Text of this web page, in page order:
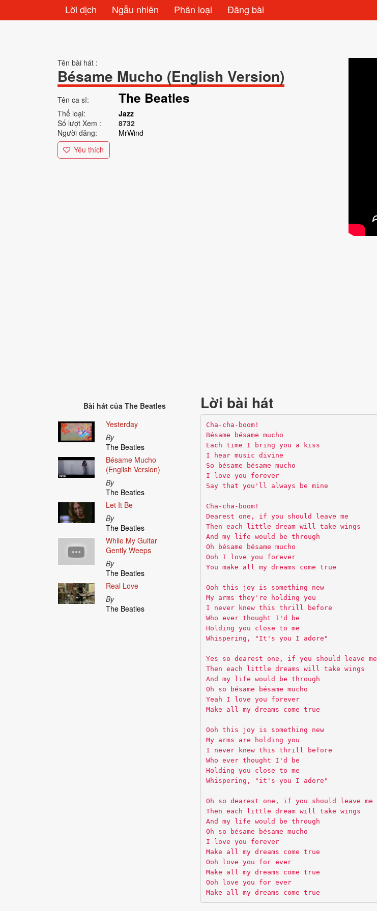
Lời dịch Ngẫu nhiên Phân loại Đăng bài
Tên bài hát :
Bésame Mucho (English Version)
Tên ca sĩ: The Beatles
Thể loại:
Jazz
Số lượt Xem :
8732
Người đăng:
MrWind
Yêu thích
Bài hát của The Beatles
Yesterday
By
The Beatles
Bésame Mucho
(English Version)
By
The Beatles
Let It Be
By
The Beatles
While My Guitar
Gently Weeps
By
The Beatles
Real Love
By
The Beatles
Lời bài hát
Cha-cha-boom!
Bésame bésame mucho
Each time I bring you a kiss
I hear music divine
So bésame bésame mucho
I love you forever
Say that you'll always be mine
Cha-cha-boom!
Dearest one, if you should leave me
Then each little dream will take wings
And my life would be through
Oh bésame bésame mucho
Ooh I love you forever
You make all my dreams come true
Ooh this joy is something new
My arms they're holding you
I never knew this thrill before
Who ever thought I'd be
Holding you close to me
Whispering, "It's you I adore"
Yes so dearest one, if you should leave me
Then each little dreams will take wings
And my life would be through
Oh so bésame bésame mucho
Yeah I love you forever
Make all my dreams come true
Ooh this joy is something new
My arms are holding you
I never knew this thrill before
Who ever thought I'd be
Holding you close to me
Whispering, "it's you I adore"
Oh so dearest one, if you should leave me
Then each little dream will take wings
And my life would be through
Oh so bésame bésame mucho
I love you forever
Make all my dreams come true
Ooh love you for ever
Make all my dreams come true
Ooh love you for ever
Make all my dreams come true